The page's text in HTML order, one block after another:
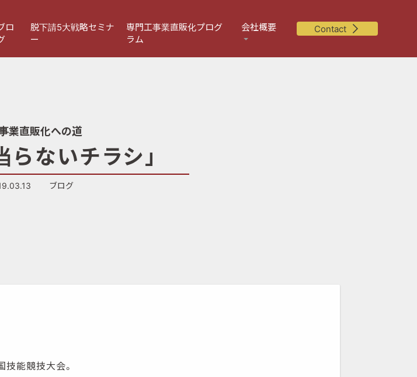
ロ
脱下請5大戦略セミナ
ー
専門工事業直販化プログ
ラム
会社概要 Contact
業直販化への道
ないチラシ」
ブログ
能競技大会。